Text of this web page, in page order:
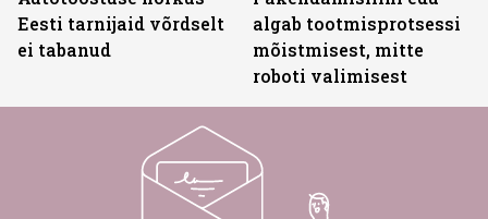
Eesti tarnijaid võrdselt
ei tabanud
algab tootmisprotsessi
mõistmisest, mitte
roboti valimisest